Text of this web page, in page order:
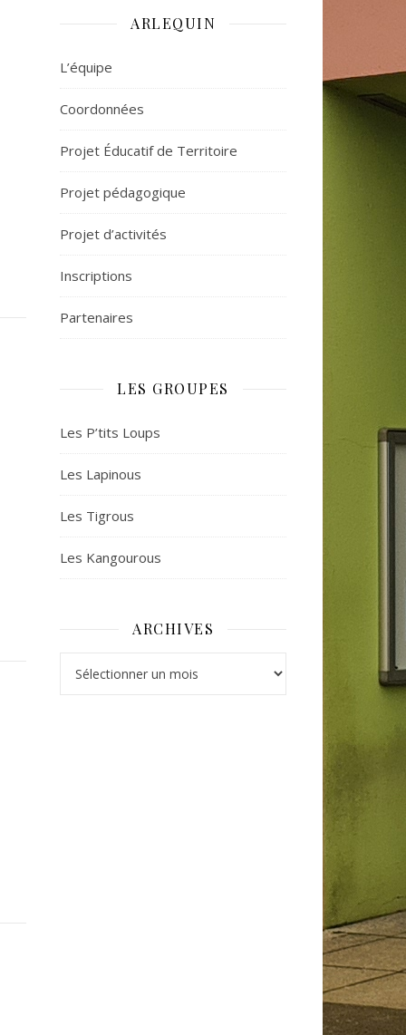
ARLEQUIN
L’équipe
Coordonnées
Projet Éducatif de Territoire
Projet pédagogique
Projet d’activités
Inscriptions
Partenaires
LES GROUPES
Les P’tits Loups
Les Lapinous
Les Tigrous
Les Kangourous
ARCHIVES